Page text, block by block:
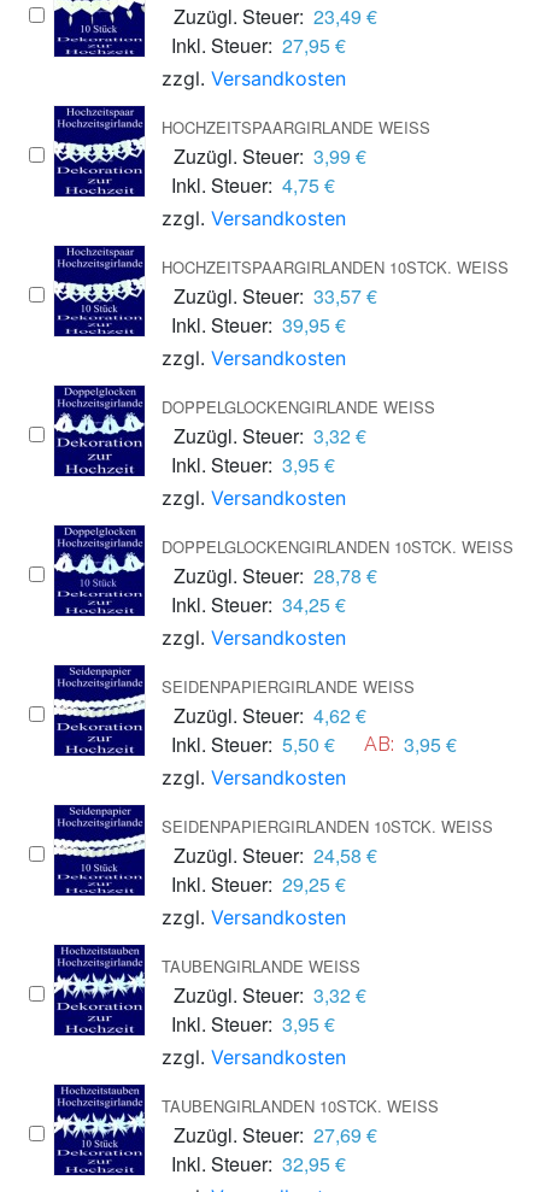
Zuzügl. Steuer: 23,49 €
Inkl. Steuer: 27,95 €
zzgl. Versandkosten
HOCHZEITSPAARGIRLANDE WEISS
Zuzügl. Steuer: 3,99 €
Inkl. Steuer: 4,75 €
zzgl. Versandkosten
HOCHZEITSPAARGIRLANDEN 10STCK. WEISS
Zuzügl. Steuer: 33,57 €
Inkl. Steuer: 39,95 €
zzgl. Versandkosten
DOPPELGLOCKENGIRLANDE WEISS
Zuzügl. Steuer: 3,32 €
Inkl. Steuer: 3,95 €
zzgl. Versandkosten
DOPPELGLOCKENGIRLANDEN 10STCK. WEISS
Zuzügl. Steuer: 28,78 €
Inkl. Steuer: 34,25 €
zzgl. Versandkosten
SEIDENPAPIERGIRLANDE WEISS
Zuzügl. Steuer: 4,62 €
Inkl. Steuer: 5,50 € AB: 3,95 €
zzgl. Versandkosten
SEIDENPAPIERGIRLANDEN 10STCK. WEISS
Zuzügl. Steuer: 24,58 €
Inkl. Steuer: 29,25 €
zzgl. Versandkosten
TAUBENGIRLANDE WEISS
Zuzügl. Steuer: 3,32 €
Inkl. Steuer: 3,95 €
zzgl. Versandkosten
TAUBENGIRLANDEN 10STCK. WEISS
Zuzügl. Steuer: 27,69 €
Inkl. Steuer: 32,95 €